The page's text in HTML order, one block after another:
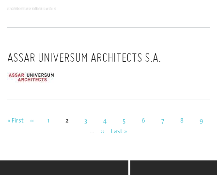
ASSAR UNIVERSUM ARCHITECTS S.A.
First
« First
Previous
‹‹ Page
1
Current
2 Page
3 Page
4 Page
5 Page
6 Page
7 Page
8 Page
9
Next
››
Last
Last »